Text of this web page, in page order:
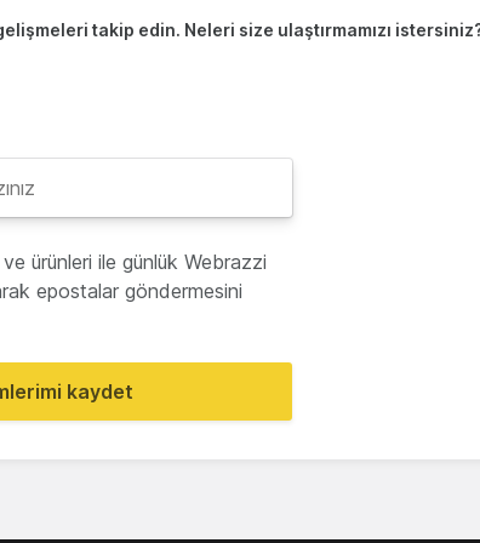
takip edin. Neleri size ulaştırmamızı
ürünleri ile günlük Webrazzi
epostalar göndermesini
kaydet